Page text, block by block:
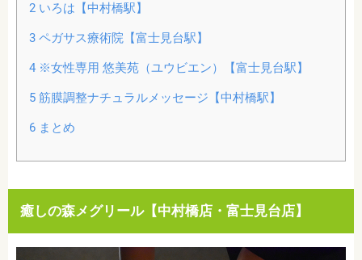
2いろは【中村橋駅】
3ペガサス療術院【富士見台駅】
4※女性専用 悠美苑（ユウビエン）【富士見台駅】
5筋膜調整ナチュラルメッセージ【中村橋駅】
6まとめ
癒しの森メグリール【中村橋店・富士見台店】